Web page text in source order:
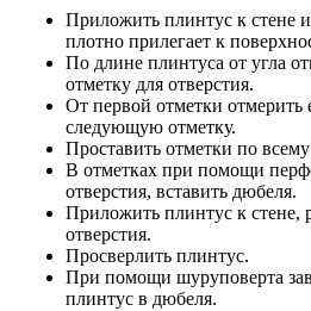
Приложить плинтус к стене
плотно прилегает к
По длине плинтуса от угла
отметку для отверстия.
От первой отметки отмерить
следующую отметку.
Проставить отметки по
В отметках при помощи
отверстия, вставить дюбеля.
Приложить плинтус к стене,
отверстия.
Просверлить плинтус.
При помощи шуруповерта
плинтус в дюбеля.